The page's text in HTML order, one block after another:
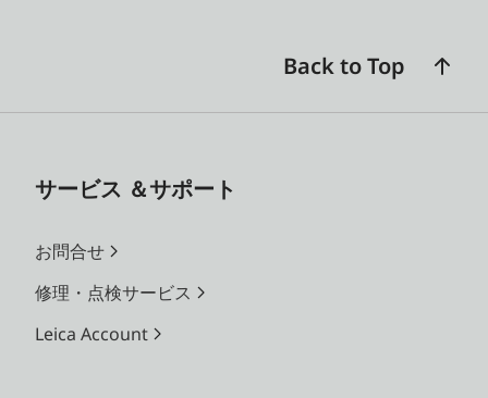
Back to Top
サービス ＆サポート
お問合せ
修理・点検サービス
Leica Account